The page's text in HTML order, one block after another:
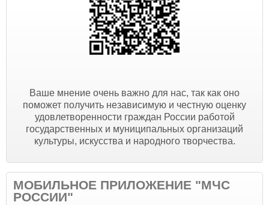
Ваше мнение очень важно для нас, так как оно
поможет получить независимую и честную оценку
удовлетворенности граждан России работой
государственных и муниципальных организаций
культуры, искусства и народного творчества.
МОБИЛЬНОЕ ПРИЛОЖЕНИЕ "МЧС
РОССИИ"